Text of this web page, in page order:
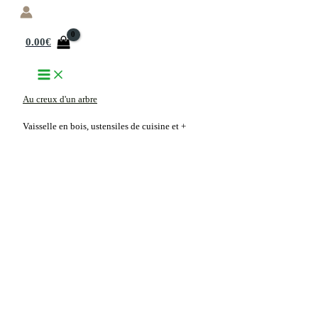
Aller
0.00€
Au creux d'un arbre
Vaisselle en bois, ustensiles de cuisine et +